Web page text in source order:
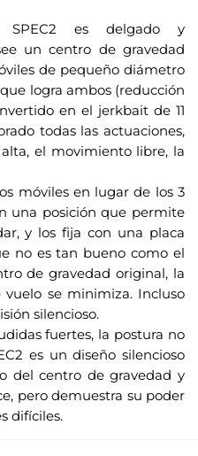
es delgado y
un centro de gravedad
de pequeño diámetro
logra ambos (reducción
en el jerkbait de 11
todas las actuaciones,
el movimiento libre, la
móviles en lugar de los 3
una posición que permite
y los fija con una placa
no es tan bueno como el
de gravedad original, la
se minimiza. Incluso
silencioso.
fuertes, la postura no
es un diseño silencioso
del centro de gravedad y
pero demuestra su poder
difíciles.